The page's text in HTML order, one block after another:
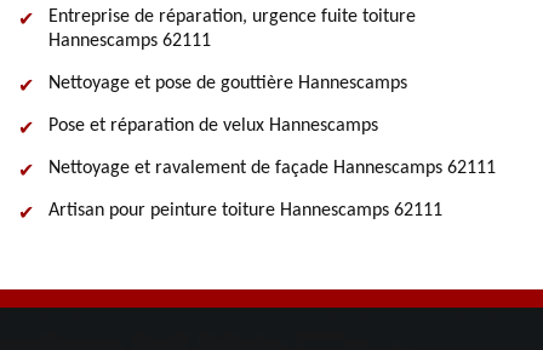
Entreprise de réparation, urgence fuite toiture
Hannescamps 62111
Nettoyage et pose de gouttière Hannescamps
Pose et réparation de velux Hannescamps
Nettoyage et ravalement de façade Hannescamps 62111
Artisan pour peinture toiture Hannescamps 62111